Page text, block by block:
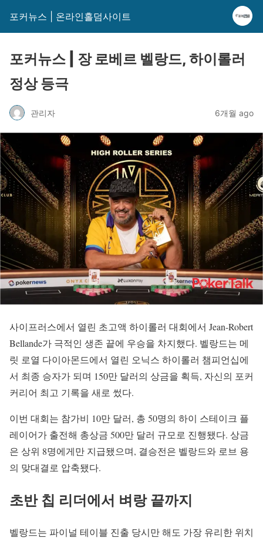
포커뉴스 | 온라인홀덤사이트
포커뉴스 | 장 로베르 벨랑드, 하이롤러
정상 등극
관리자 6개월 ago
사이프러스에서 열린 초고액 하이롤러 대회에서 Jean-Robert
Bellande가 극적인 생존 끝에 우승을 차지했다. 벨랑드는 메
릿 로열 다이아몬드에서 열린 오닉스 하이롤러 챔피언십에
서 최종 승자가 되며 150만 달러의 상금을 획득, 자신의 포커
커리어 최고 기록을 새로 썼다.
이번 대회는 참가비 10만 달러, 총 50명의 하이 스테이크 플
레이어가 출전해 총상금 500만 달러 규모로 진행됐다. 상금
은 상위 8명에게만 지급됐으며, 결승전은 벨랑드와 로브 용
의 맞대결로 압축됐다.
초반 칩 리더에서 벼랑 끝까지
벨랑드는 파이널 테이블 진출 당시만 해도 가장 유리한 위치